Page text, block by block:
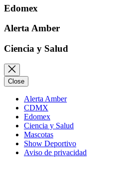
Edomex
Alerta Amber
Ciencia y Salud
Close
Alerta Amber
CDMX
Edomex
Ciencia y Salud
Mascotas
Show Deportivo
Aviso de privacidad